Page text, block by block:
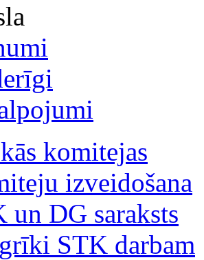
komitejas
izveidošana
un DG saraksts
STK darbam